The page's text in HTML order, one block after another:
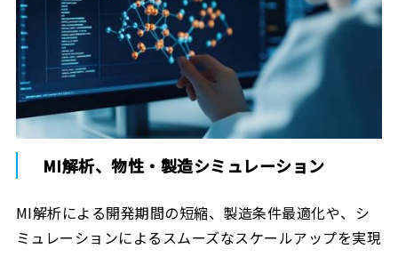
MI解析、物性・製造シミュレーション
MI解析による開発期間の短縮、製造条件最適化や、シ
ミュレーションによるスムーズなスケールアップを実現